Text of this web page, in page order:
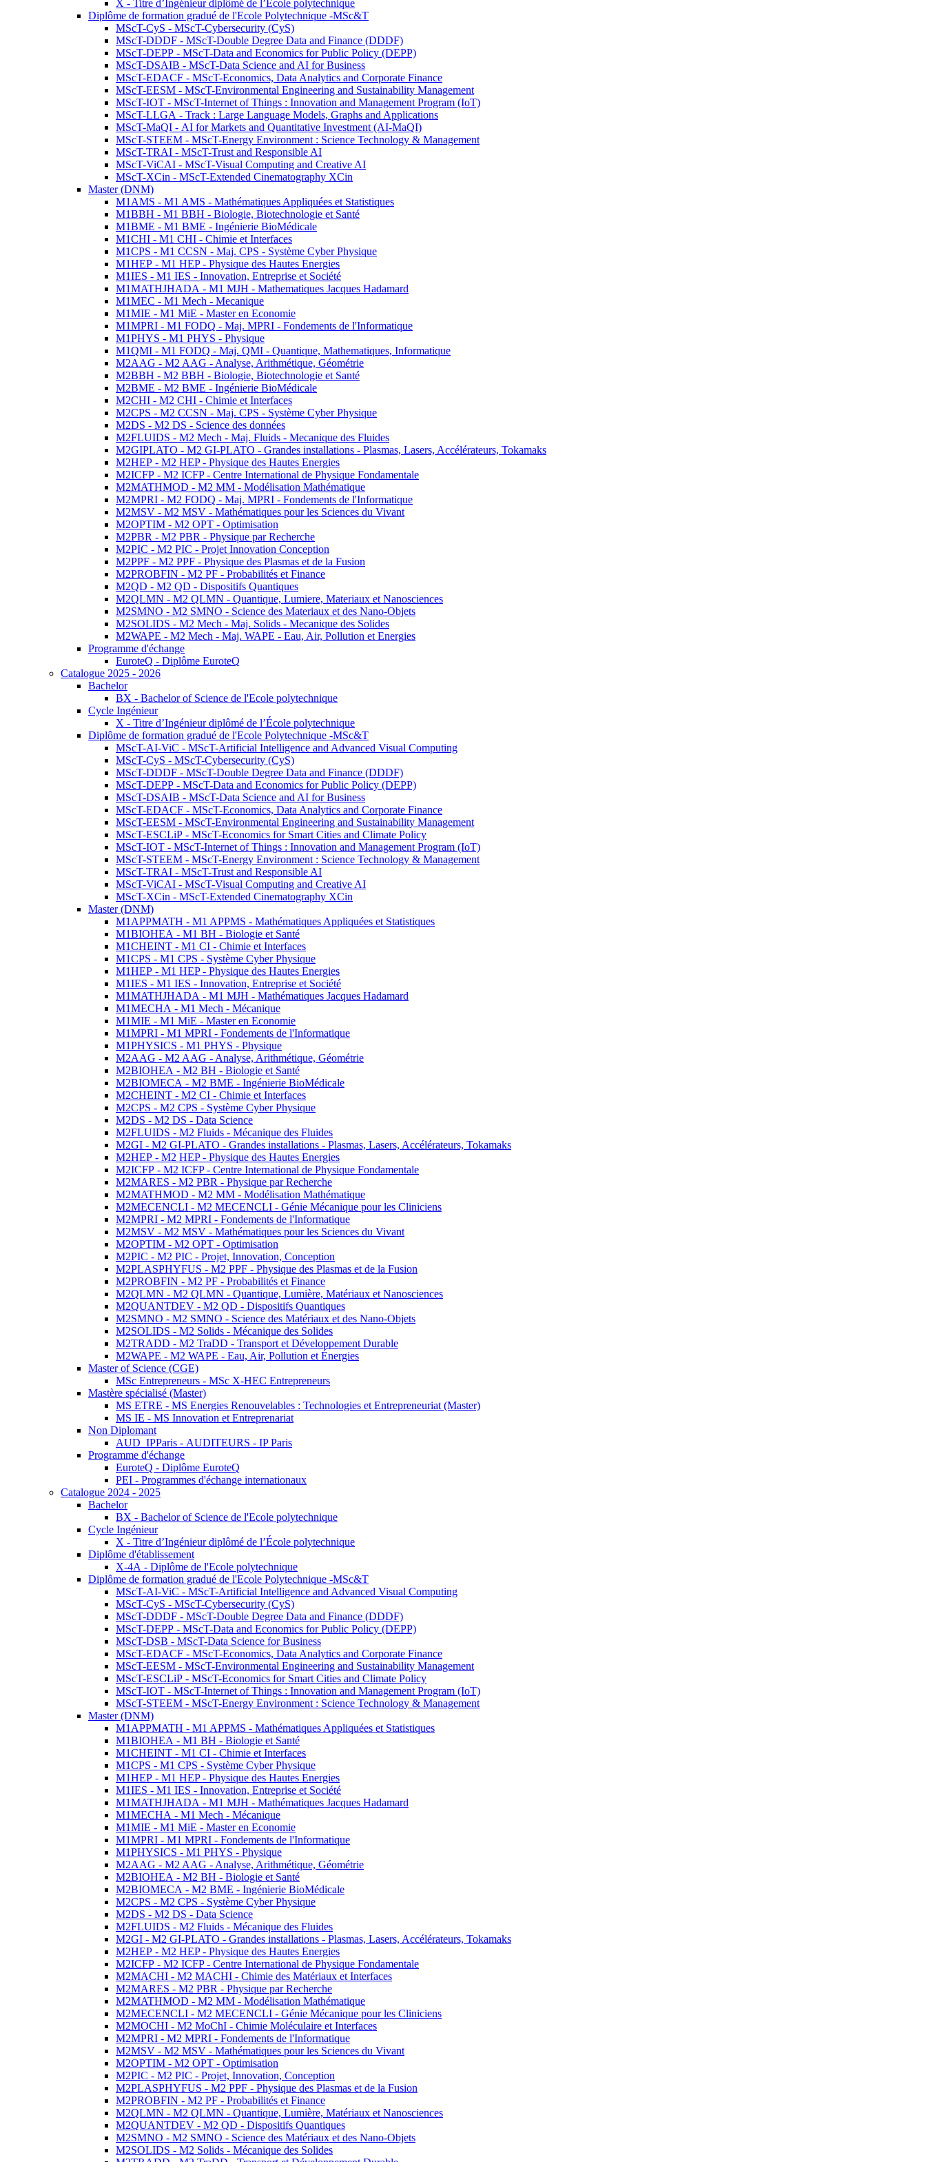
X - Titre d’Ingénieur diplômé de l’École polytechnique
Diplôme de formation gradué de l'Ecole Polytechnique -MSc&T
MScT-CyS - MScT-Cybersecurity (CyS)
MScT-DDDF - MScT-Double Degree Data and Finance (DDDF)
MScT-DEPP - MScT-Data and Economics for Public Policy (DEPP)
MScT-DSAIB - MScT-Data Science and AI for Business
MScT-EDACF - MScT-Economics, Data Analytics and Corporate Finance
MScT-EESM - MScT-Environmental Engineering and Sustainability Management
MScT-IOT - MScT-Internet of Things : Innovation and Management Program (IoT)
MScT-LLGA - Track : Large Language Models, Graphs and Applications
MScT-MaQI - AI for Markets and Quantitative Investment (AI-MaQI)
MScT-STEEM - MScT-Energy Environment : Science Technology & Management
MScT-TRAI - MScT-Trust and Responsible AI
MScT-ViCAI - MScT-Visual Computing and Creative AI
MScT-XCin - MScT-Extended Cinematography XCin
Master (DNM)
M1AMS - M1 AMS - Mathématiques Appliquées et Statistiques
M1BBH - M1 BBH - Biologie, Biotechnologie et Santé
M1BME - M1 BME - Ingénierie BioMédicale
M1CHI - M1 CHI - Chimie et Interfaces
M1CPS - M1 CCSN - Maj. CPS - Système Cyber Physique
M1HEP - M1 HEP - Physique des Hautes Energies
M1IES - M1 IES - Innovation, Entreprise et Société
M1MATHJHADA - M1 MJH - Mathematiques Jacques Hadamard
M1MEC - M1 Mech - Mecanique
M1MIE - M1 MiE - Master en Economie
M1MPRI - M1 FODQ - Maj. MPRI - Fondements de l'Informatique
M1PHYS - M1 PHYS - Physique
M1QMI - M1 FODQ - Maj. QMI - Quantique, Mathematiques, Informatique
M2AAG - M2 AAG - Analyse, Arithmétique, Géométrie
M2BBH - M2 BBH - Biologie, Biotechnologie et Santé
M2BME - M2 BME - Ingénierie BioMédicale
M2CHI - M2 CHI - Chimie et Interfaces
M2CPS - M2 CCSN - Maj. CPS - Système Cyber Physique
M2DS - M2 DS - Science des données
M2FLUIDS - M2 Mech - Maj. Fluids - Mecanique des Fluides
M2GIPLATO - M2 GI-PLATO - Grandes installations - Plasmas, Lasers, Accélérateurs, Tokamaks
M2HEP - M2 HEP - Physique des Hautes Energies
M2ICFP - M2 ICFP - Centre International de Physique Fondamentale
M2MATHMOD - M2 MM - Modélisation Mathématique
M2MPRI - M2 FODQ - Maj. MPRI - Fondements de l'Informatique
M2MSV - M2 MSV - Mathématiques pour les Sciences du Vivant
M2OPTIM - M2 OPT - Optimisation
M2PBR - M2 PBR - Physique par Recherche
M2PIC - M2 PIC - Projet Innovation Conception
M2PPF - M2 PPF - Physique des Plasmas et de la Fusion
M2PROBFIN - M2 PF - Probabilités et Finance
M2QD - M2 QD - Dispositifs Quantiques
M2QLMN - M2 QLMN - Quantique, Lumiere, Materiaux et Nanosciences
M2SMNO - M2 SMNO - Science des Materiaux et des Nano-Objets
M2SOLIDS - M2 Mech - Maj. Solids - Mecanique des Solides
M2WAPE - M2 Mech - Maj. WAPE - Eau, Air, Pollution et Energies
Programme d'échange
EuroteQ - Diplôme EuroteQ
Catalogue 2025 - 2026
Bachelor
BX - Bachelor of Science de l'Ecole polytechnique
Cycle Ingénieur
X - Titre d’Ingénieur diplômé de l’École polytechnique
Diplôme de formation gradué de l'Ecole Polytechnique -MSc&T
MScT-AI-ViC - MScT-Artificial Intelligence and Advanced Visual Computing
MScT-CyS - MScT-Cybersecurity (CyS)
MScT-DDDF - MScT-Double Degree Data and Finance (DDDF)
MScT-DEPP - MScT-Data and Economics for Public Policy (DEPP)
MScT-DSAIB - MScT-Data Science and AI for Business
MScT-EDACF - MScT-Economics, Data Analytics and Corporate Finance
MScT-EESM - MScT-Environmental Engineering and Sustainability Management
MScT-ESCLiP - MScT-Economics for Smart Cities and Climate Policy
MScT-IOT - MScT-Internet of Things : Innovation and Management Program (IoT)
MScT-STEEM - MScT-Energy Environment : Science Technology & Management
MScT-TRAI - MScT-Trust and Responsible AI
MScT-ViCAI - MScT-Visual Computing and Creative AI
MScT-XCin - MScT-Extended Cinematography XCin
Master (DNM)
M1APPMATH - M1 APPMS - Mathématiques Appliquées et Statistiques
M1BIOHEA - M1 BH - Biologie et Santé
M1CHEINT - M1 CI - Chimie et Interfaces
M1CPS - M1 CPS - Système Cyber Physique
M1HEP - M1 HEP - Physique des Hautes Energies
M1IES - M1 IES - Innovation, Entreprise et Société
M1MATHJHADA - M1 MJH - Mathématiques Jacques Hadamard
M1MECHA - M1 Mech - Mécanique
M1MIE - M1 MiE - Master en Economie
M1MPRI - M1 MPRI - Fondements de l'Informatique
M1PHYSICS - M1 PHYS - Physique
M2AAG - M2 AAG - Analyse, Arithmétique, Géométrie
M2BIOHEA - M2 BH - Biologie et Santé
M2BIOMECA - M2 BME - Ingénierie BioMédicale
M2CHEINT - M2 CI - Chimie et Interfaces
M2CPS - M2 CPS - Système Cyber Physique
M2DS - M2 DS - Data Science
M2FLUIDS - M2 Fluids - Mécanique des Fluides
M2GI - M2 GI-PLATO - Grandes installations - Plasmas, Lasers, Accélérateurs, Tokamaks
M2HEP - M2 HEP - Physique des Hautes Energies
M2ICFP - M2 ICFP - Centre International de Physique Fondamentale
M2MARES - M2 PBR - Physique par Recherche
M2MATHMOD - M2 MM - Modélisation Mathématique
M2MECENCLI - M2 MECENCLI - Génie Mécanique pour les Cliniciens
M2MPRI - M2 MPRI - Fondements de l'Informatique
M2MSV - M2 MSV - Mathématiques pour les Sciences du Vivant
M2OPTIM - M2 OPT - Optimisation
M2PIC - M2 PIC - Projet, Innovation, Conception
M2PLASPHYFUS - M2 PPF - Physique des Plasmas et de la Fusion
M2PROBFIN - M2 PF - Probabilités et Finance
M2QLMN - M2 QLMN - Quantique, Lumière, Matériaux et Nanosciences
M2QUANTDEV - M2 QD - Dispositifs Quantiques
M2SMNO - M2 SMNO - Science des Matériaux et des Nano-Objets
M2SOLIDS - M2 Solids - Mécanique des Solides
M2TRADD - M2 TraDD - Transport et Développement Durable
M2WAPE - M2 WAPE - Eau, Air, Pollution et Énergies
Master of Science (CGE)
MSc Entrepreneurs - MSc X-HEC Entrepreneurs
Mastère spécialisé (Master)
MS ETRE - MS Energies Renouvelables : Technologies et Entrepreneuriat (Master)
MS IE - MS Innovation et Entreprenariat
Non Diplomant
AUD_IPParis - AUDITEURS - IP Paris
Programme d'échange
EuroteQ - Diplôme EuroteQ
PEI - Programmes d'échange internationaux
Catalogue 2024 - 2025
Bachelor
BX - Bachelor of Science de l'Ecole polytechnique
Cycle Ingénieur
X - Titre d’Ingénieur diplômé de l’École polytechnique
Diplôme d'établissement
X-4A - Diplôme de l'Ecole polytechnique
Diplôme de formation gradué de l'Ecole Polytechnique -MSc&T
MScT-AI-ViC - MScT-Artificial Intelligence and Advanced Visual Computing
MScT-CyS - MScT-Cybersecurity (CyS)
MScT-DDDF - MScT-Double Degree Data and Finance (DDDF)
MScT-DEPP - MScT-Data and Economics for Public Policy (DEPP)
MScT-DSB - MScT-Data Science for Business
MScT-EDACF - MScT-Economics, Data Analytics and Corporate Finance
MScT-EESM - MScT-Environmental Engineering and Sustainability Management
MScT-ESCLiP - MScT-Economics for Smart Cities and Climate Policy
MScT-IOT - MScT-Internet of Things : Innovation and Management Program (IoT)
MScT-STEEM - MScT-Energy Environment : Science Technology & Management
Master (DNM)
M1APPMATH - M1 APPMS - Mathématiques Appliquées et Statistiques
M1BIOHEA - M1 BH - Biologie et Santé
M1CHEINT - M1 CI - Chimie et Interfaces
M1CPS - M1 CPS - Système Cyber Physique
M1HEP - M1 HEP - Physique des Hautes Energies
M1IES - M1 IES - Innovation, Entreprise et Société
M1MATHJHADA - M1 MJH - Mathématiques Jacques Hadamard
M1MECHA - M1 Mech - Mécanique
M1MIE - M1 MiE - Master en Economie
M1MPRI - M1 MPRI - Fondements de l'Informatique
M1PHYSICS - M1 PHYS - Physique
M2AAG - M2 AAG - Analyse, Arithmétique, Géométrie
M2BIOHEA - M2 BH - Biologie et Santé
M2BIOMECA - M2 BME - Ingénierie BioMédicale
M2CPS - M2 CPS - Système Cyber Physique
M2DS - M2 DS - Data Science
M2FLUIDS - M2 Fluids - Mécanique des Fluides
M2GI - M2 GI-PLATO - Grandes installations - Plasmas, Lasers, Accélérateurs, Tokamaks
M2HEP - M2 HEP - Physique des Hautes Energies
M2ICFP - M2 ICFP - Centre International de Physique Fondamentale
M2MACHI - M2 MACHI - Chimie des Matériaux et Interfaces
M2MARES - M2 PBR - Physique par Recherche
M2MATHMOD - M2 MM - Modélisation Mathématique
M2MECENCLI - M2 MECENCLI - Génie Mécanique pour les Cliniciens
M2MOCHI - M2 MoChI - Chimie Moléculaire et Interfaces
M2MPRI - M2 MPRI - Fondements de l'Informatique
M2MSV - M2 MSV - Mathématiques pour les Sciences du Vivant
M2OPTIM - M2 OPT - Optimisation
M2PIC - M2 PIC - Projet, Innovation, Conception
M2PLASPHYFUS - M2 PPF - Physique des Plasmas et de la Fusion
M2PROBFIN - M2 PF - Probabilités et Finance
M2QLMN - M2 QLMN - Quantique, Lumière, Matériaux et Nanosciences
M2QUANTDEV - M2 QD - Dispositifs Quantiques
M2SMNO - M2 SMNO - Science des Matériaux et des Nano-Objets
M2SOLIDS - M2 Solids - Mécanique des Solides